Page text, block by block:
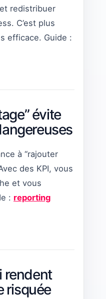
redistribuer
C’est plus
efficace. Guide :
évite
à “rajouter
des KPI, vous
et vous
: reporting
rendent
risquée